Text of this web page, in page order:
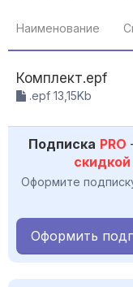
Наименование
Комплект.epf
.epf 13,15Kb
Подписка PRO
Оформите
Оформить